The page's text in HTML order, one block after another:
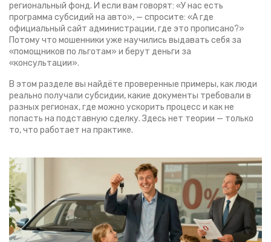
региональный фонд. И если вам говорят: «У нас есть
программа субсидий на авто», — спросите: «А где
официальный сайт администрации, где это прописано?»
Потому что мошенники уже научились выдавать себя за
«помощников по льготам» и берут деньги за
«консультации».
В этом разделе вы найдёте проверенные примеры, как люди
реально получали субсидии, какие документы требовали в
разных регионах, где можно ускорить процесс и как не
попасть на подставную сделку. Здесь нет теории — только
то, что работает на практике.